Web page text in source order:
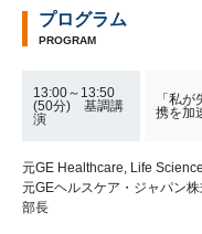
プログラム
PROGRAM
13:00～13:50
(50分) 基調講
演
「私
携を加
元GE Healthcare, Life
元GEヘルスケア・ジャパン
部長